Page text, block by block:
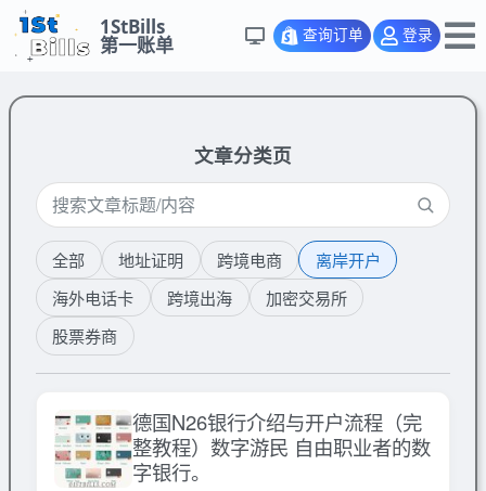
1StBills
第一账单 查询订单 登录
文章分类页
全部 地址证明 跨境电商
离岸开户
海外电话卡
跨境出海
加密交易所
股票券商
德国N26银行介绍与开户流程（完
整教程）数字游民 自由职业者的数
字银行。